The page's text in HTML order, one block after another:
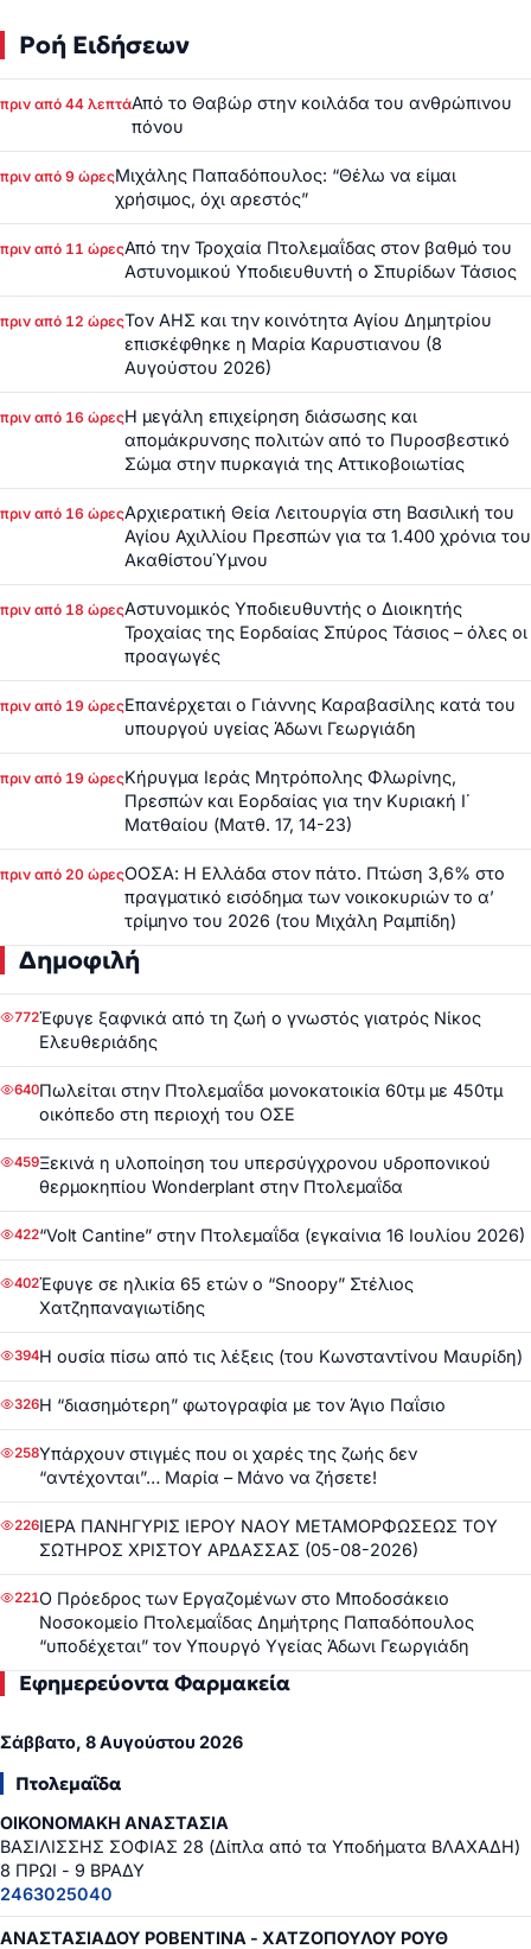
Ροή Ειδήσεων
πριν από 44 λεπτάΑπό το Θαβώρ στην κοιλάδα του ανθρώπινου
πόνου
πριν από 9 ώρεςΜιχάλης Παπαδόπουλος: “Θέλω να είμαι
χρήσιμος, όχι αρεστός”
πριν από 11 ώρεςΑπό την Τροχαία Πτολεμαΐδας στον βαθμό του
Αστυνομικού Υποδιευθυντή ο Σπυρίδων Τάσιος
πριν από 12 ώρεςΤον ΑΗΣ και την κοινότητα Αγίου Δημητρίου
επισκέφθηκε η Μαρία Καρυστιανου (8
Αυγούστου 2026)
πριν από 16 ώρεςΗ μεγάλη επιχείρηση διάσωσης και
απομάκρυνσης πολιτών από το Πυροσβεστικό
Σώμα στην πυρκαγιά της Αττικοβοιωτίας
πριν από 16 ώρεςΑρχιερατική Θεία Λειτουργία στη Βασιλική του
Αγίου Αχιλλίου Πρεσπών για τα 1.400 χρόνια του
ΑκαθίστουΎμνου
πριν από 18 ώρεςΑστυνομικός Υποδιευθυντής ο Διοικητής
Τροχαίας της Εορδαίας Σπύρος Τάσιος – όλες οι
προαγωγές
πριν από 19 ώρεςΕπανέρχεται ο Γιάννης Καραβασίλης κατά του
υπουργού υγείας Άδωνι Γεωργιάδη
πριν από 19 ώρεςΚήρυγμα Ιεράς Μητρόπολης Φλωρίνης,
Πρεσπών και Εορδαίας για την Κυριακή Ι΄
Ματθαίου (Ματθ. 17, 14-23)
πριν από 20 ώρεςΟΟΣΑ: Η Ελλάδα στον πάτο. Πτώση 3,6% στο
πραγματικό εισόδημα των νοικοκυριών το α’
τρίμηνο του 2026 (του Μιχάλη Ραμπίδη)
Δημοφιλή
772Έφυγε ξαφνικά από τη ζωή ο γνωστός γιατρός Νίκος
Ελευθεριάδης
640Πωλείται στην Πτολεμαΐδα μονοκατοικία 60τμ με 450τμ
οικόπεδο στη περιοχή του ΟΣΕ
459Ξεκινά η υλοποίηση του υπερσύγχρονου υδροπονικού
θερμοκηπίου Wonderplant στην Πτολεμαΐδα
422“Volt Cantine” στην Πτολεμαΐδα (εγκαίνια 16 Ιουλίου 2026)
402Έφυγε σε ηλικία 65 ετών ο “Snoopy” Στέλιος
Χατζηπαναγιωτίδης
394Η ουσία πίσω από τις λέξεις (του Κωνσταντίνου Μαυρίδη)
326Η “διασημότερη” φωτογραφία με τον Άγιο Παΐσιο
258Υπάρχουν στιγμές που οι χαρές της ζωής δεν
“αντέχονται”… Μαρία – Μάνο να ζήσετε!
226ΙΕΡΑ ΠΑΝΗΓΥΡΙΣ ΙΕΡΟΥ ΝΑΟΥ ΜΕΤΑΜΟΡΦΩΣΕΩΣ ΤΟΥ
ΣΩΤΗΡΟΣ ΧΡΙΣΤΟΥ ΑΡΔΑΣΣΑΣ (05-08-2026)
221Ο Πρόεδρος των Εργαζομένων στο Μποδοσάκειο
Νοσοκομείο Πτολεμαΐδας Δημήτρης Παπαδόπουλος
“υποδέχεται” τον Υπουργό Υγείας Άδωνι Γεωργιάδη
Εφημερεύοντα Φαρμακεία
Σάββατο, 8 Αυγούστου 2026
Πτολεμαΐδα
ΟΙΚΟΝΟΜΑΚΗ ΑΝΑΣΤΑΣΙΑ
ΒΑΣΙΛΙΣΣΗΣ ΣΟΦΙΑΣ 28 (Δίπλα από τα Υποδήματα ΒΛΑΧΑΔΗ)
8 ΠΡΩΙ - 9 ΒΡΑΔΥ
2463025040
ΑΝΑΣΤΑΣΙΑΔΟΥ ΡΟΒΕΝΤΙΝΑ - ΧΑΤΖΟΠΟΥΛΟΥ ΡΟΥΘ